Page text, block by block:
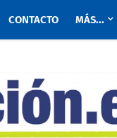
CONTACTO MÁS...